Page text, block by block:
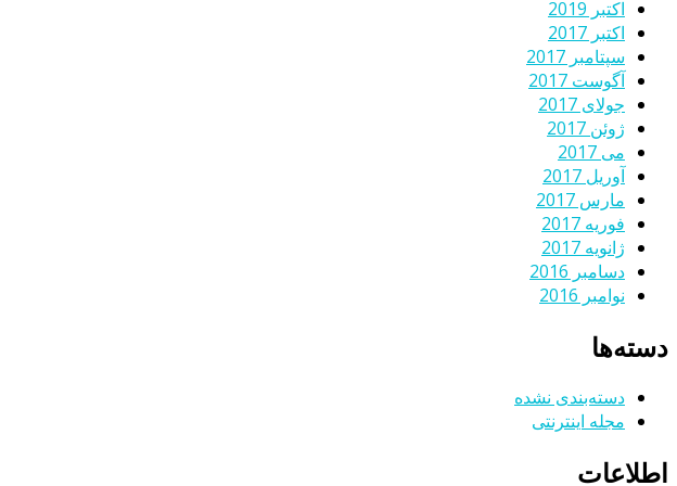
اکتبر 2019
اکتبر 2017
سپتامبر 2017
آگوست 2017
جولای 2017
ژوئن 2017
می 2017
آوریل 2017
مارس 2017
فوریه 2017
ژانویه 2017
دسامبر 2016
نوامبر 2016
دسته‌ها
دسته‌بندی نشده
مجله اینترنتی
اطلاعات